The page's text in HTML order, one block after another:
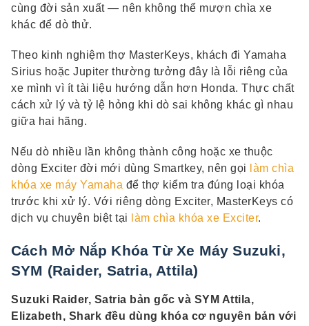
cùng đời sản xuất — nên không thể mượn chìa xe
khác để dò thử.
Theo kinh nghiệm thợ MasterKeys, khách đi Yamaha
Sirius hoặc Jupiter thường tưởng đây là lỗi riêng của
xe mình vì ít tài liệu hướng dẫn hơn Honda. Thực chất
cách xử lý và tỷ lệ hỏng khi dò sai không khác gì nhau
giữa hai hãng.
Nếu dò nhiều lần không thành công hoặc xe thuộc
dòng Exciter đời mới dùng Smartkey, nên gọi
làm chìa
khóa xe máy Yamaha để thợ kiểm tra đúng loại khóa
trước khi xử lý. Với riêng dòng Exciter, MasterKeys có
dịch vụ chuyên biệt tại
làm chìa khóa xe Exciter.
Cách Mở Nắp Khóa Từ Xe Máy Suzuki,
SYM (Raider, Satria, Attila)
Suzuki Raider, Satria bản gốc và SYM Attila,
Elizabeth, Shark đều dùng khóa cơ nguyên bản với